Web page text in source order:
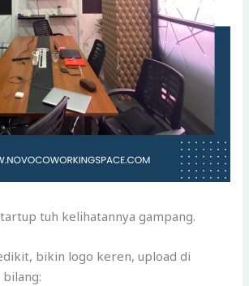
tuh kelihatannya gampang.
bikin logo keren, upload di